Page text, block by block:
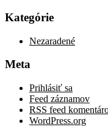
Kategórie
Nezaradené
Meta
Prihlásiť sa
Feed záznamov
RSS feed
WordPress.org